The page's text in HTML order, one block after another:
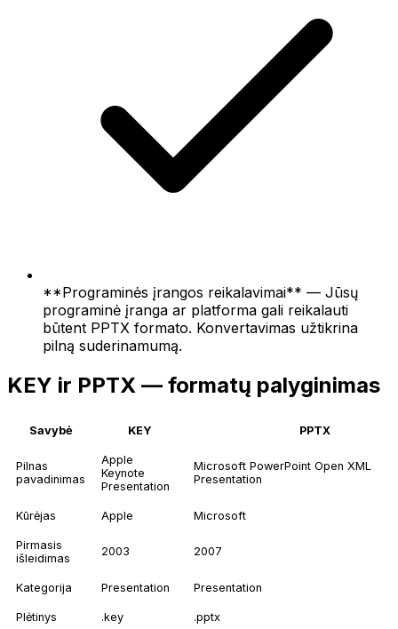
**Programinės įrangos reikalavimai** — Jūsų
programinė įranga ar platforma gali reikalauti
būtent PPTX formato. Konvertavimas užtikrina
pilną suderinamumą.
KEY ir PPTX — formatų palyginimas
Savybė KEY PPTX
Pilnas
pavadinimas
Apple
Keynote
Presentation
Microsoft PowerPoint Open XML
Presentation
Kūrėjas Apple Microsoft
Pirmasis
išleidimas
2003 2007
Kategorija Presentation Presentation
Plėtinys .key .pptx